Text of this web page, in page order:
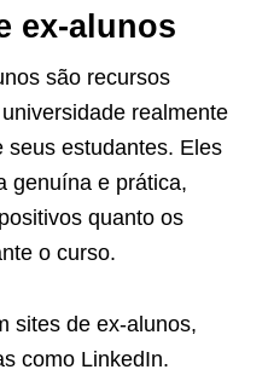
ex-alunos
são recursos
realmente
seus estudantes. Eles
genuína e prática,
quanto os
o curso.
sites de ex-alunos,
como LinkedIn.